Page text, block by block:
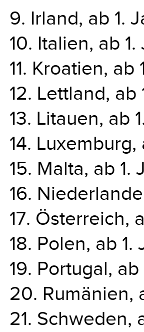
9. Irland, ab 1.
10. Italien, ab
11. Kroatien, ab
12. Lettland, ab
13. Litauen, ab
14. Luxemburg,
15. Malta, ab 1.
16.
17. Österreich,
18. Polen, ab 1.
19. Portugal,
20. Rumänien,
21. Schweden,